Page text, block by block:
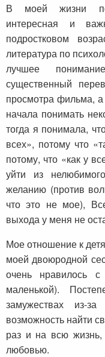
В моей жизни
интересная и
подростковом
литература по
лучшее
существенный
просмотра фильма, а
начала понимать
тогда я понимала,
всех», потому что
потому, что «как у
уйти из
желанию (против
что это не мое),
выхода у меня не
Мое отношение к
моей двоюродной
очень нравилось
маленькой).
замужествах
возможность найти
раз и на всю жизнь,
любовью.